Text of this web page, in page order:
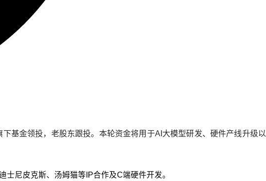
基金领投，老股东跟投。本轮资金将用于AI大模型研发、硬件产线升级以
尼皮克斯、汤姆猫等IP合作及C端硬件开发。